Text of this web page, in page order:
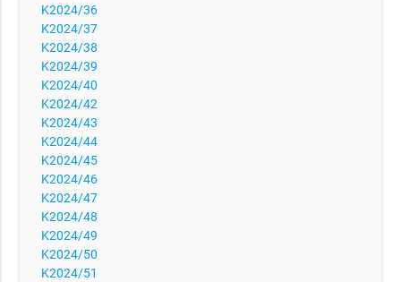
K2024/36
K2024/37
K2024/38
K2024/39
K2024/40
K2024/42
K2024/43
K2024/44
K2024/45
K2024/46
K2024/47
K2024/48
K2024/49
K2024/50
K2024/51